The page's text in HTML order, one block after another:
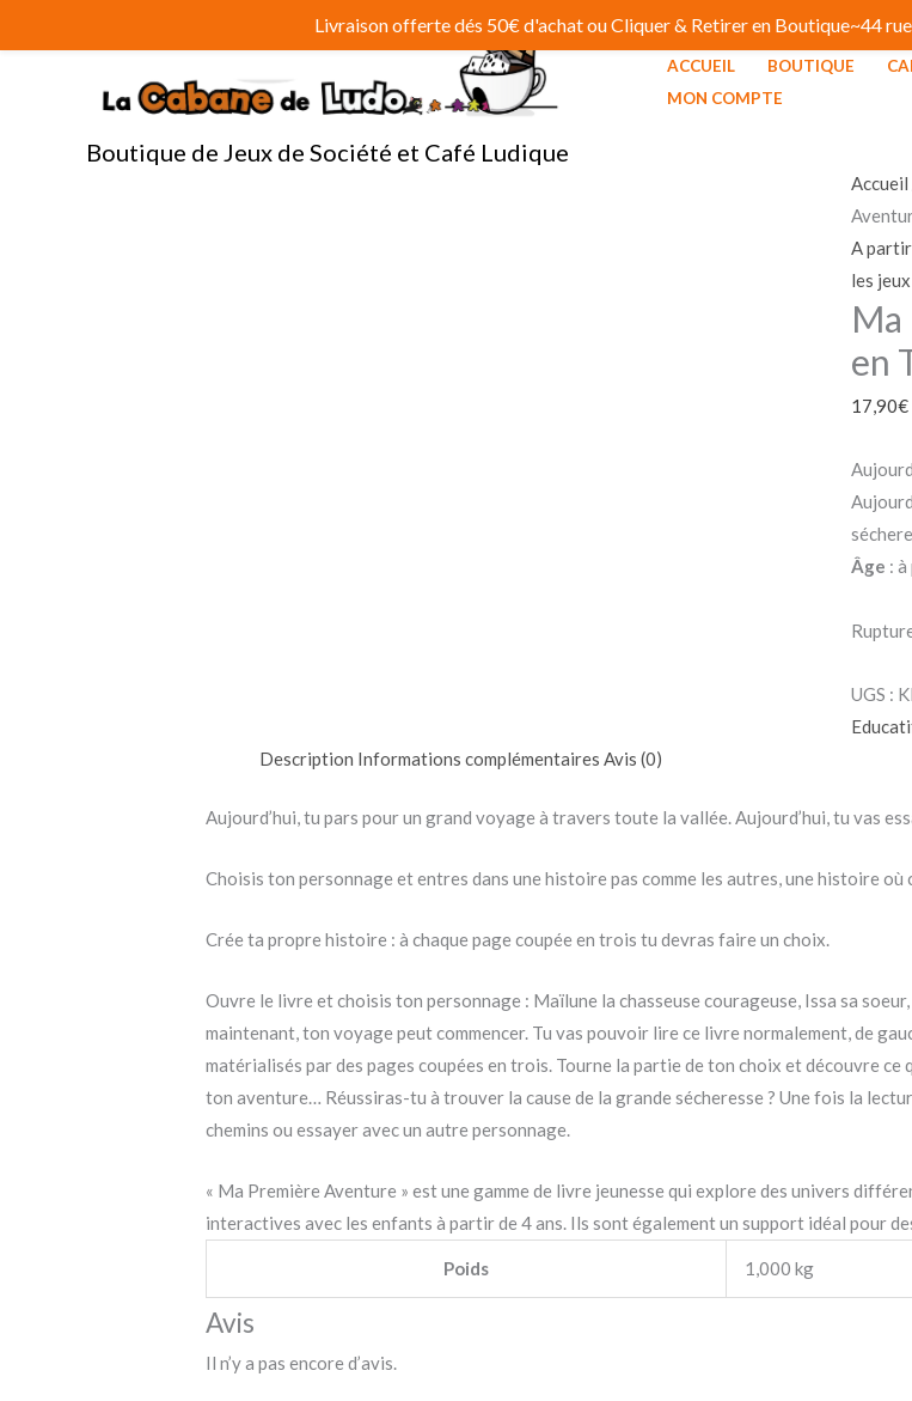
au
Boutique de Jeux de Société et Café Ludique
ACCUEIL BOUTIQUE
MON COMPTE
Accueil
A partir
les jeux
Ma
en
17,90€
Âge :
UGS :
Description Informations complémentaires Avis (0)
Aujourd’hui, tu pars pour un grand voyage à travers toute la vallée. Aujourd’hui, tu vas
Choisis ton personnage et entres dans une histoire pas comme les autres, une histoire
Crée ta propre histoire : à chaque page coupée en trois tu devras faire un choix.
Ouvre le livre et choisis ton personnage : Maïlune la chasseuse courageuse, Issa sa
maintenant, ton voyage peut commencer. Tu vas pouvoir lire ce livre normalement, de
matérialisés par des pages coupées en trois. Tourne la partie de ton choix et découvre ce
ton aventure… Réussiras-tu à trouver la cause de la grande sécheresse ? Une fois la
chemins ou essayer avec un autre personnage.
« Ma Première Aventure » est une gamme de livre jeunesse qui explore des univers
interactives avec les enfants à partir de 4 ans. Ils sont également un support idéal pour
Poids 1,000 kg
Avis
Il n’y a pas encore d’avis.
Livraison offerte dés 50€ d'achat ou Cliquer & Retirer en Boutique~44